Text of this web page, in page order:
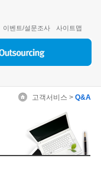
이벤트/설문조사 사이트맵
고객서비스 > Q&A